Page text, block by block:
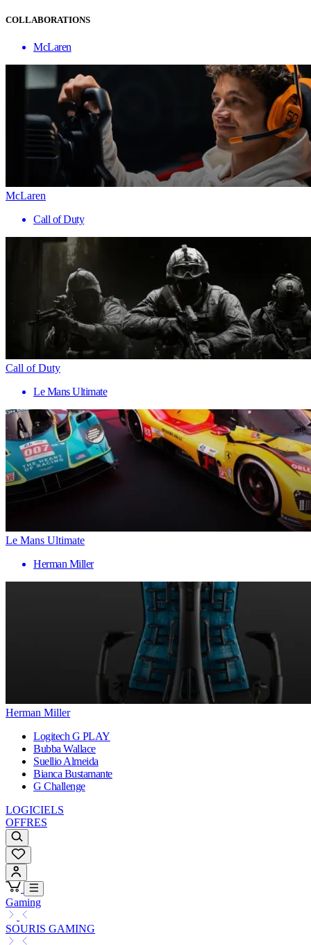
COLLABORATIONS
McLaren
McLaren
Call of Duty
Call of Duty
Le Mans Ultimate
Le Mans Ultimate
Herman Miller
Herman Miller
Logitech G PLAY
Bubba Wallace
Suellio Almeida
Bianca Bustamante
G Challenge
LOGICIELS
OFFRES
Gaming
SOURIS GAMING